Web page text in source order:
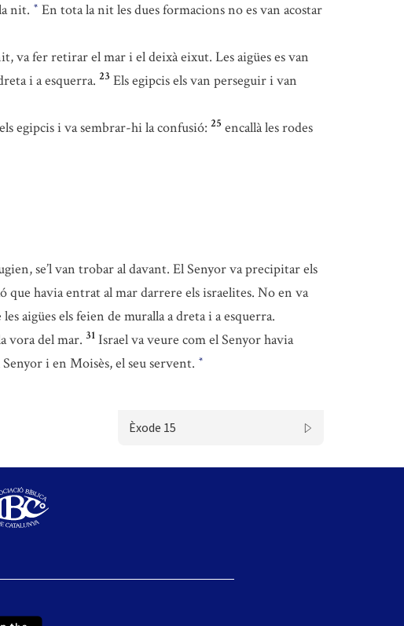
nit. * En tota la nit les dues formacions no es van acostar
va fer retirar el mar i el deixà eixut. Les aigües es van
i a esquerra. 23 Els egipcis els van perseguir i van
egipcis i va sembrar-hi la confusió: 25 encallà les rodes
se’l van trobar al davant. El Senyor va precipitar els
que havia entrat al mar darrere els israelites. No en va
aigües els feien de muralla a dreta i a esquerra.
vora del mar. 31 Israel va veure com el Senyor havia
i en Moisès, el seu servent. *
Èxode 15